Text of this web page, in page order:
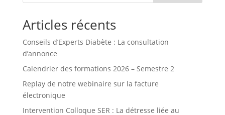
Articles récents
Conseils d’Experts Diabète : La consultation
d’annonce
Calendrier des formations 2026 – Semestre 2
Replay de notre webinaire sur la facture
électronique
Intervention Colloque SER : La détresse liée au